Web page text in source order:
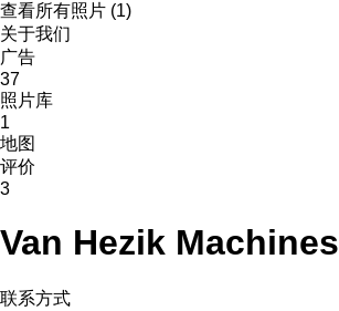
查看所有照片 (1)
关于我们
广告
37
照片库
1
地图
评价
3
Van Hezik Machines
联系方式